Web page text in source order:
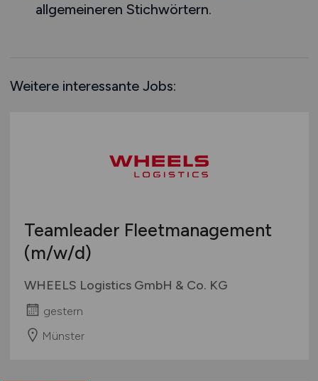
Schleswig-Holstein
Schweiz
allgemeineren Stichwörtern.
Weitere interessante Jobs:
Teamleader Fleetmanagement
(m/w/d)
WHEELS Logistics GmbH & Co. KG
gestern
Münster